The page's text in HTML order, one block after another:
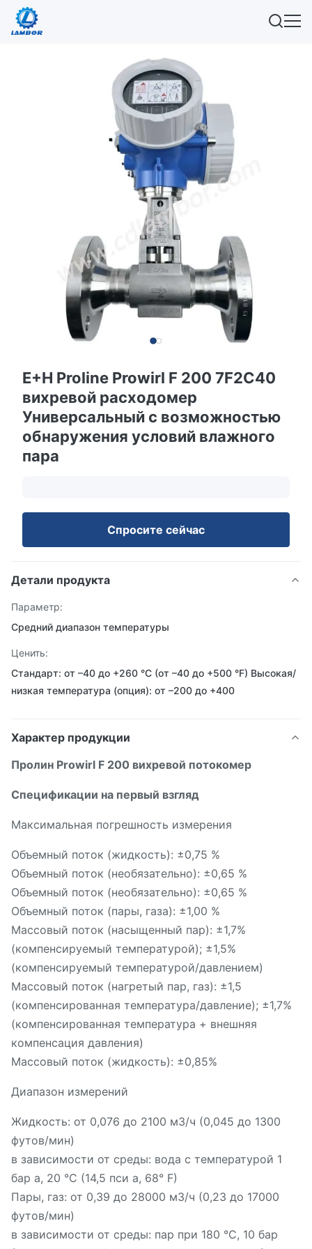
E+H Proline Prowirl F 200 7F2C40
вихревой расходомер
Универсальный с возможностью
обнаружения условий влажного
пара
Спросите сейчас
Детали продукта
Параметр:
Средний диапазон температуры
Ценить:
Стандарт: от –40 до +260 °C (от –40 до +500 °F) Высокая/
низкая температура (опция): от –200 до +400
Характер продукции
Пролин Prowirl F 200 вихревой потокомер
Спецификации на первый взгляд
Максимальная погрешность измерения
Объемный поток (жидкость): ±0,75 %
Объемный поток (необязательно): ±0,65 %
Объемный поток (необязательно): ±0,65 %
Объемный поток (пары, газа): ±1,00 %
Массовый поток (насыщенный пар): ±1,7%
(компенсируемый температурой); ±1,5%
(компенсируемый температурой/давлением)
Массовый поток (нагретый пар, газ): ±1,5
(компенсированная температура/давление); ±1,7%
(компенсированная температура + внешняя
компенсация давления)
Массовый поток (жидкость): ±0,85%
Диапазон измерений
Жидкость: от 0,076 до 2100 м3/ч (0,045 до 1300
футов/мин)
в зависимости от среды: вода с температурой 1
бар а, 20 °C (14,5 пси а, 68° F)
Пары, газ: от 0,39 до 28000 м3/ч (0,23 до 17000
футов/мин)
в зависимости от среды: пар при 180 °C, 10 бар